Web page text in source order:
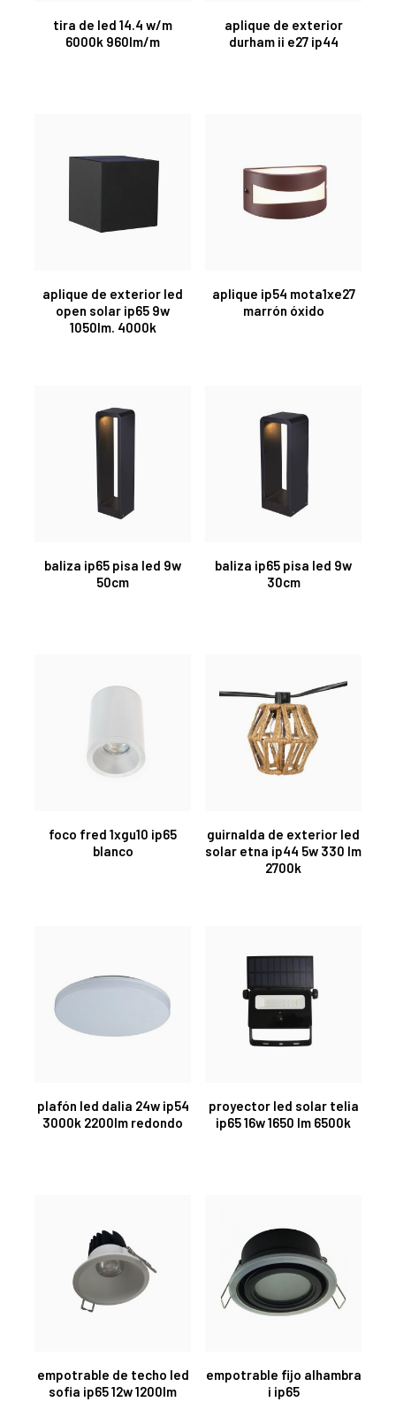
tira de led 14.4 w/m
6000k 960lm/m
aplique de exterior
durham ii e27 ip44
aplique de exterior led
open solar ip65 9w
1050lm. 4000k
aplique ip54 mota1xe27
marrón óxido
baliza ip65 pisa led 9w
50cm
baliza ip65 pisa led 9w
30cm
foco fred 1xgu10 ip65
blanco
guirnalda de exterior led
solar etna ip44 5w 330 lm
2700k
plafón led dalia 24w ip54
3000k 2200lm redondo
proyector led solar telia
ip65 16w 1650 lm 6500k
empotrable de techo led
sofia ip65 12w 1200lm
empotrable fijo alhambra
i ip65